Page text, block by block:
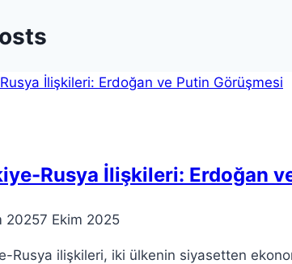
Rusya İlişkileri: Erdoğan
20257 Ekim 2025
Rusya ilişkileri, iki ülkenin siyasetten